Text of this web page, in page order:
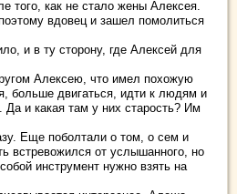
того, как не стало жены Алексея.
вдовец и зашел помолиться
и в ту сторону, где Алексей для
Алексею, что имел похожую
больше двигаться, идти к людям и
Да и какая там у них старость? Им
Еще поболтали о том, о сем и
встревожился от услышанного, но
инструмент нужно взять на